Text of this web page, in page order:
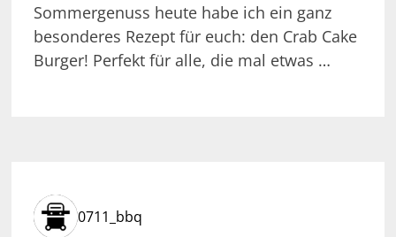
Sommergenuss heute habe ich ein ganz
besonderes Rezept für euch: den Crab Cake
Burger! Perfekt für alle, die mal etwas …
0711_bbq